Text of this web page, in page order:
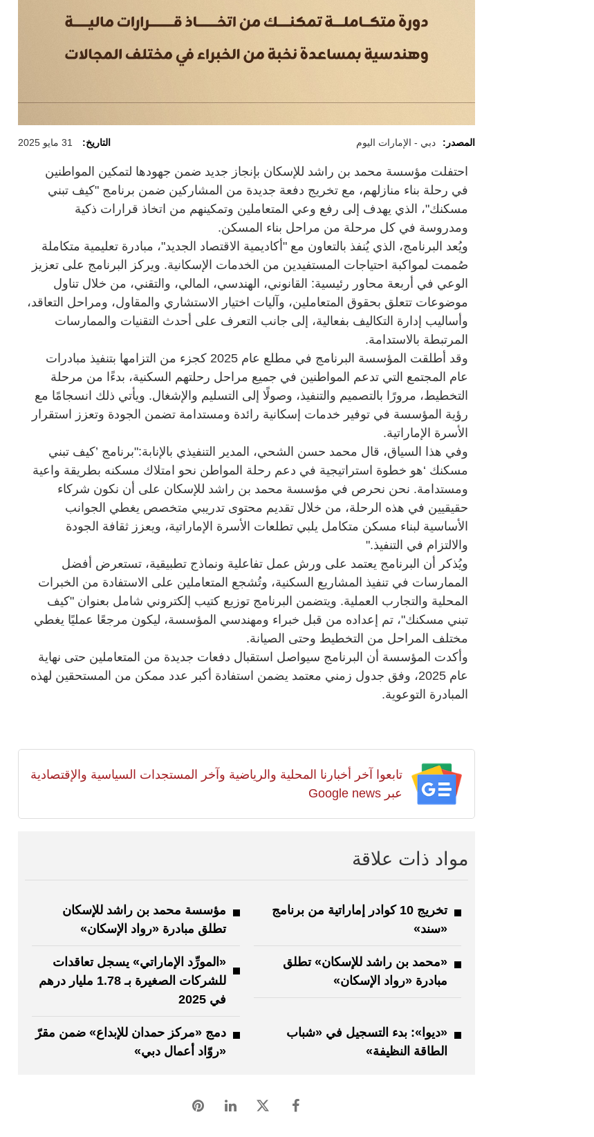
المصدر: دبي - الإمارات اليوم التاريخ: 31 مايو 2025
احتفلت مؤسسة محمد بن راشد للإسكان بإنجاز جديد ضمن جهودها لتمكين المواطنين
في رحلة بناء منازلهم، مع تخريج دفعة جديدة من المشاركين ضمن برنامج "كيف تبني
مسكنك"، الذي يهدف إلى رفع وعي المتعاملين وتمكينهم من اتخاذ قرارات ذكية
ومدروسة في كل مرحلة من مراحل بناء المسكن.
ويُعد البرنامج، الذي يُنفذ بالتعاون مع "أكاديمية الاقتصاد الجديد"، مبادرة تعليمية متكاملة
صُممت لمواكبة احتياجات المستفيدين من الخدمات الإسكانية. ويركز البرنامج على تعزيز
الوعي في أربعة محاور رئيسية: القانوني، الهندسي، المالي، والتقني، من خلال تناول
موضوعات تتعلق بحقوق المتعاملين، وآليات اختيار الاستشاري والمقاول، ومراحل التعاقد،
وأساليب إدارة التكاليف بفعالية، إلى جانب التعرف على أحدث التقنيات والممارسات
المرتبطة بالاستدامة.
وقد أطلقت المؤسسة البرنامج في مطلع عام 2025 كجزء من التزامها بتنفيذ مبادرات
عام المجتمع التي تدعم المواطنين في جميع مراحل رحلتهم السكنية، بدءًا من مرحلة
التخطيط، مرورًا بالتصميم والتنفيذ، وصولًا إلى التسليم والإشغال. ويأتي ذلك انسجامًا مع
رؤية المؤسسة في توفير خدمات إسكانية رائدة ومستدامة تضمن الجودة وتعزز استقرار
الأسرة الإماراتية.
وفي هذا السياق، قال محمد حسن الشحي، المدير التنفيذي بالإنابة:"برنامج ’كيف تبني
مسكنك ‘هو خطوة استراتيجية في دعم رحلة المواطن نحو امتلاك مسكنه بطريقة واعية
ومستدامة. نحن نحرص في مؤسسة محمد بن راشد للإسكان على أن نكون شركاء
حقيقيين في هذه الرحلة، من خلال تقديم محتوى تدريبي متخصص يغطي الجوانب
الأساسية لبناء مسكن متكامل يلبي تطلعات الأسرة الإماراتية، ويعزز ثقافة الجودة
والالتزام في التنفيذ."
ويُذكر أن البرنامج يعتمد على ورش عمل تفاعلية ونماذج تطبيقية، تستعرض أفضل
الممارسات في تنفيذ المشاريع السكنية، وتُشجع المتعاملين على الاستفادة من الخبرات
المحلية والتجارب العملية. ويتضمن البرنامج توزيع كتيب إلكتروني شامل بعنوان "كيف
تبني مسكنك"، تم إعداده من قبل خبراء ومهندسي المؤسسة، ليكون مرجعًا عمليًا يغطي
مختلف المراحل من التخطيط وحتى الصيانة.
وأكدت المؤسسة أن البرنامج سيواصل استقبال دفعات جديدة من المتعاملين حتى نهاية
عام 2025، وفق جدول زمني معتمد يضمن استفادة أكبر عدد ممكن من المستحقين لهذه
المبادرة التوعوية.
تابعوا آخر أخبارنا المحلية والرياضية وآخر المستجدات السياسية والإقتصادية
عبر Google news
مواد ذات علاقة
تخريج 10 كوادر إماراتية من برنامج
«سند»
مؤسسة محمد بن راشد للإسكان
تطلق مبادرة «رواد الإسكان»
«محمد بن راشد للإسكان» تطلق
مبادرة «رواد الإسكان»
«المورِّد الإماراتي» يسجل تعاقدات
للشركات الصغيرة بـ 1.78 مليار درهم
في 2025
«ديوا»: بدء التسجيل في «شباب
الطاقة النظيفة»
دمج «مركز حمدان للإبداع» ضمن مقرّ
«روّاد أعمال دبي»